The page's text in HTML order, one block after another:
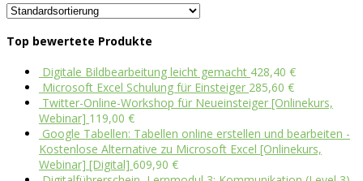
Top bewertete Produkte
Digitale Bildbearbeitung leicht gemacht 428,40 €
Microsoft Excel Schulung für Einsteiger 285,60 €
Twitter-Online-Workshop für Neueinsteiger [Onlinekurs,
Webinar] 119,00 €
Google Tabellen: Tabellen online erstellen und bearbeiten -
Kostenlose Alternative zu Microsoft Excel [Onlinekurs,
Webinar] [Digital] 609,90 €